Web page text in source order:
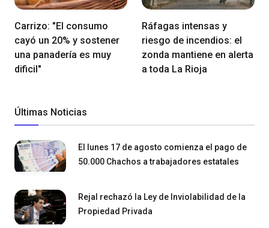
Carrizo: "El consumo
cayó un 20% y sostener
una panadería es muy
dificil"
Ráfagas intensas y
riesgo de incendios: el
zonda mantiene en alerta
a toda La Rioja
Últimas Noticias
El lunes 17 de agosto comienza el pago de
50.000 Chachos a trabajadores estatales
Rejal rechazó la Ley de Inviolabilidad de la
Propiedad Privada